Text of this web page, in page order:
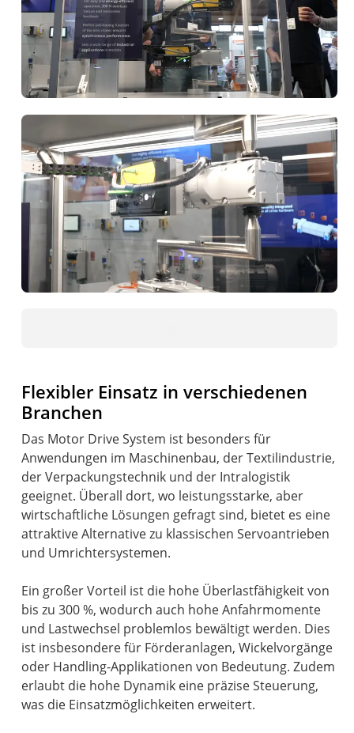
Flexibler Einsatz in verschiedenen
Branchen
Das Motor Drive System ist besonders für
Anwendungen im Maschinenbau, der Textilindustrie,
der Verpackungstechnik und der Intralogistik
geeignet. Überall dort, wo leistungsstarke, aber
wirtschaftliche Lösungen gefragt sind, bietet es eine
attraktive Alternative zu klassischen Servoantrieben
und Umrichtersystemen.
Ein großer Vorteil ist die hohe Überlastfähigkeit von
bis zu 300 %, wodurch auch hohe Anfahrmomente
und Lastwechsel problemlos bewältigt werden. Dies
ist insbesondere für Förderanlagen, Wickelvorgänge
oder Handling-Applikationen von Bedeutung. Zudem
erlaubt die hohe Dynamik eine präzise Steuerung,
was die Einsatzmöglichkeiten erweitert.